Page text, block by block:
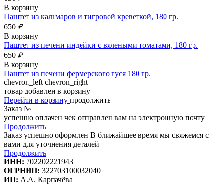
В корзину
Паштет из кальмаров и тигровой креветкой, 180 гр.
650 ₽
В корзину
Паштет из печени индейки с вялеными томатами, 180 гр.
650 ₽
В корзину
Паштет из печени фермерского гуся 180 гр.
chevron_left chevron_right
товар добавлен в корзину
Перейти в корзину продолжить
Заказ №
успешно оплачен чек отправлен вам на электронную почту
Продолжить
Заказ успешно оформлен В ближайшее время мы свяжемся с
вами для уточнения деталей
Продолжить
ИНН: 702202221943
ОГРНИП: 322703100032040
ИП: А.А. Карпачёва